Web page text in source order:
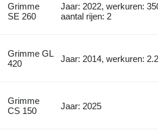
Grimme
SE 260
Jaar: 2022, werkuren:
aantal rijen: 2
Grimme GL
420
Jaar: 2014, werkuren:
Grimme
CS 150
Jaar: 2025